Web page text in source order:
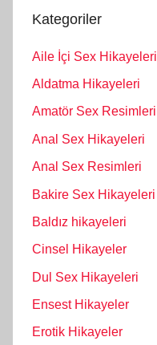
Kategoriler
Aile İçi Sex Hikayeleri
Aldatma Hikayeleri
Amatör Sex Resimleri
Anal Sex Hikayeleri
Anal Sex Resimleri
Bakire Sex Hikayeleri
Baldız hikayeleri
Cinsel Hikayeler
Dul Sex Hikayeleri
Ensest Hikayeler
Erotik Hikayeler